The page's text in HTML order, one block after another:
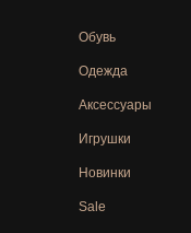
Обувь
Одежда
Аксессуары
Игрушки
Новинки
Sale